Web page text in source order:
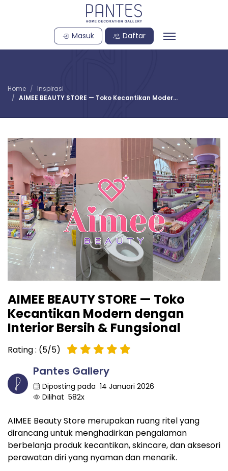
Masuk Daftar
Home
Inspirasi
AIMEE BEAUTY STORE — Toko Kecantikan Moder...
AIMEE BEAUTY STORE — Toko
Kecantikan Modern dengan
Interior Bersih & Fungsional
Rating : (5/5)
Pantes Gallery
Diposting pada 14 Januari 2026
Dilihat 582x
AIMEE Beauty Store merupakan ruang ritel yang
dirancang untuk menghadirkan pengalaman
berbelanja produk kecantikan, skincare, dan aksesori
perawatan diri yang nyaman dan menarik.